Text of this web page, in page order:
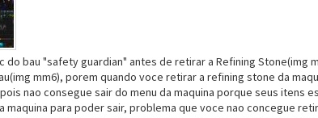
do bau "safety guardian" antes de retirar a Refining
mm6), porem quando voce retirar a refining stone da
nao consegue sair do menu da maquina porque seus itens
para poder sair, problema que voce nao concegue